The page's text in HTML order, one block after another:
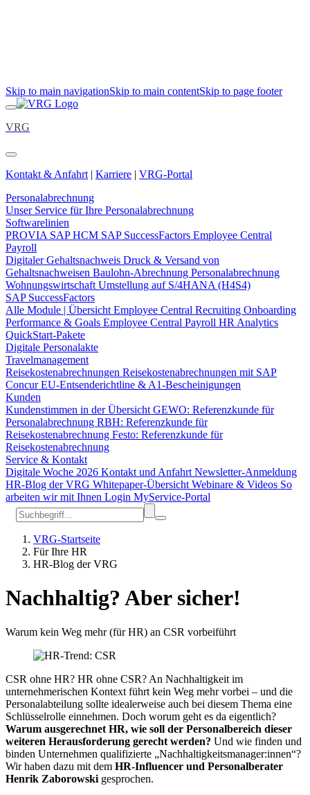
Skip to main navigationSkip to main contentSkip to page footer
VRG
Kontakt & Anfahrt | Karriere | VRG-Portal
Personalabrechnung
Unser Service für Ihre Personalabrechnung
Softwarelinien
PROVIA SAP HCM SAP SuccessFactors Employee Central
Payroll
Digitaler Gehaltsnachweis Druck & Versand von
Gehaltsnachweisen Baulohn-Abrechnung Personalabrechnung
Wohnungswirtschaft Umstellung auf S/4HANA (H4S4)
SAP SuccessFactors
Alle Module | Übersicht Employee Central Recruiting Onboarding
Performance & Goals Employee Central Payroll HR Analytics
QuickStart-Pakete
Digitale Personalakte
Travelmanagement
Reisekostenabrechnungen Reisekostenabrechnungen mit SAP
ConcurEU-Entsenderichtline & A1-Bescheinigungen
Kunden
Kundenstimmen in der Übersicht GEWO: Referenzkunde für
Personalabrechnung RBH: Referenzkunde für
Reisekostenabrechnung Festo: Referenzkunde für
Reisekostenabrechnung
Service & Kontakt
Digitale Woche 2026 Kontakt und Anfahrt Newsletter-Anmeldung
HR-Blog der VRG Whitepaper-Übersicht Webinare & Videos So
arbeiten wir mit Ihnen Login MyService-Portal
VRG-Startseite
Für Ihre HR
HR-Blog der VRG
Nachhaltig? Aber sicher!
Warum kein Weg mehr (für HR) an CSR vorbeiführt
CSR ohne HR? HR ohne CSR? An Nachhaltigkeit im
unternehmerischen Kontext führt kein Weg mehr vorbei – und die
Personalabteilung sollte idealerweise auch bei diesem Thema eine
Schlüsselrolle einnehmen. Doch worum geht es da eigentlich?
Warum ausgerechnet HR, wie soll der Personalbereich dieser
weiteren Herausforderung gerecht werden? Und wie finden und
binden Unternehmen qualifizierte „Nachhaltigkeitsmanager:innen“?
Wir haben dazu mit dem HR-Influencer und Personalberater
Henrik Zaborowski gesprochen.